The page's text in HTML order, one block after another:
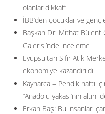
olanlar dikkat”
İBB’den çocuklar ve
Başkan Dr. Mithat Bülent
Galerisi’nde inceleme
Eyüpsultan Sıfır Atık
ekonomiye kazandırıldı
Kaynarca – Pendik hattı
”Anadolu yakası’nın
Erkan Baş: Bu insanları